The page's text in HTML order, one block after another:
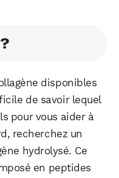
disponibles
de savoir lequel
pour vous aider à
recherchez un
hydrolysé. Ce
en peptides